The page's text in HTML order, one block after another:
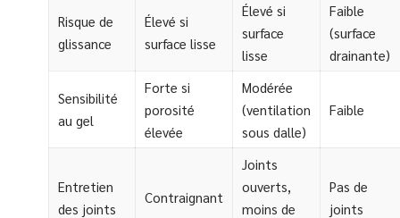
Risque de
glissance
Élevé si
surface lisse
Élevé si
surface
lisse
Faible
(surface
drainante)
Sensibilité
au gel
Forte si
porosité
élevée
Modérée
(ventilation
sous dalle)
Faible
Entretien
des joints
Contraignant
Joints
ouverts,
moins de
Pas de
joints